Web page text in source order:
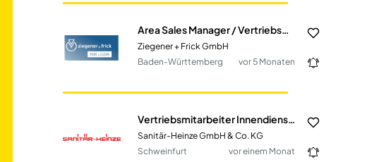
Area Sales Manager / Vertriebsmitarbeiter im Außendienst (m/w/d)
Ziegener + Frick GmbH
Baden-Württemberg
vor 5 Monaten
Vertriebsmitarbeiter Innendienst SHK (m/w/d)
Sanitär-Heinze GmbH & Co. KG
Schweinfurt
vor einem Monat